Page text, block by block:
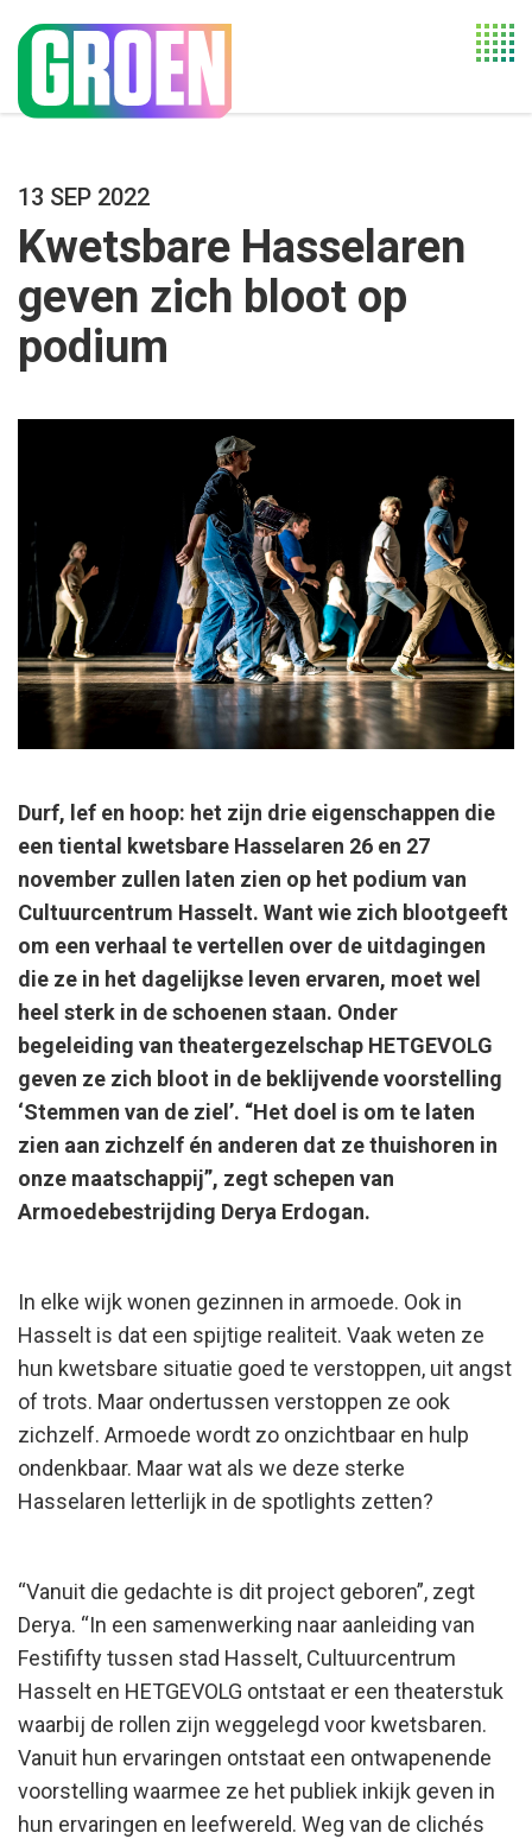
13 SEP 2022
Kwetsbare Hasselaren
geven zich bloot op
podium
Durf, lef en hoop: het zijn drie eigenschappen die
een tiental kwetsbare Hasselaren 26 en 27
november zullen laten zien op het podium van
Cultuurcentrum Hasselt. Want wie zich blootgeeft
om een verhaal te vertellen over de uitdagingen
die ze in het dagelijkse leven ervaren, moet wel
heel sterk in de schoenen staan. Onder
begeleiding van theatergezelschap HETGEVOLG
geven ze zich bloot in de beklijvende voorstelling
‘Stemmen van de ziel’. “Het doel is om te laten
zien aan zichzelf én anderen dat ze thuishoren in
onze maatschappij”, zegt schepen van
Armoedebestrijding Derya Erdogan.
In elke wijk wonen gezinnen in armoede. Ook in
Hasselt is dat een spijtige realiteit. Vaak weten ze
hun kwetsbare situatie goed te verstoppen, uit angst
of trots. Maar ondertussen verstoppen ze ook
zichzelf. Armoede wordt zo onzichtbaar en hulp
ondenkbaar. Maar wat als we deze sterke
Hasselaren letterlijk in de spotlights zetten?
“Vanuit die gedachte is dit project geboren”, zegt
Derya. “In een samenwerking naar aanleiding van
Festififty tussen stad Hasselt, Cultuurcentrum
Hasselt en HETGEVOLG ontstaat er een theaterstuk
waarbij de rollen zijn weggelegd voor kwetsbaren.
Vanuit hun ervaringen ontstaat een ontwapenende
voorstelling waarmee ze het publiek inkijk geven in
hun ervaringen en leefwereld. Weg van de clichés